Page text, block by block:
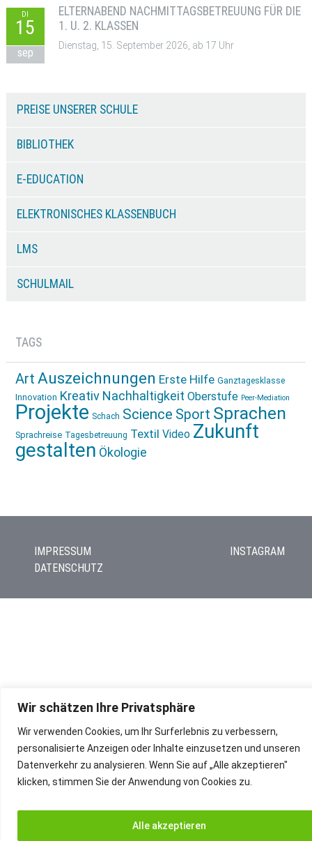
Wir schätzen Ihre Privatsphäre
Wir verwenden Cookies, um Ihr Surferlebnis zu verbessern,
personalisierte Anzeigen oder Inhalte einzusetzen und unseren
Datenverkehr zu analysieren. Wenn Sie auf „Alle akzeptieren"
klicken, stimmen Sie der Anwendung von Cookies zu.
Alle akzeptieren
DI
15
sep
ELTERNABEND NACHMITTAGSBETREUUNG FÜR DIE
1. U. 2. KLASSEN
Dienstag, 15. September 2026, ab 17 Uhr
PREISE UNSERER SCHULE
BIBLIOTHEK
E-EDUCATION
ELEKTRONISCHES KLASSENBUCH
LMS
SCHULMAIL
TAGS
Art Auszeichnungen Erste Hilfe Ganztagesklasse
Innovation Kreativ Nachhaltigkeit Oberstufe Peer-Mediation
Projekte Schach Science Sport Sprachen
Sprachreise Tagesbetreuung Textil Video Zukunft
gestalten Ökologie
IMPRESSUM
DATENSCHUTZ
INSTAGRAM